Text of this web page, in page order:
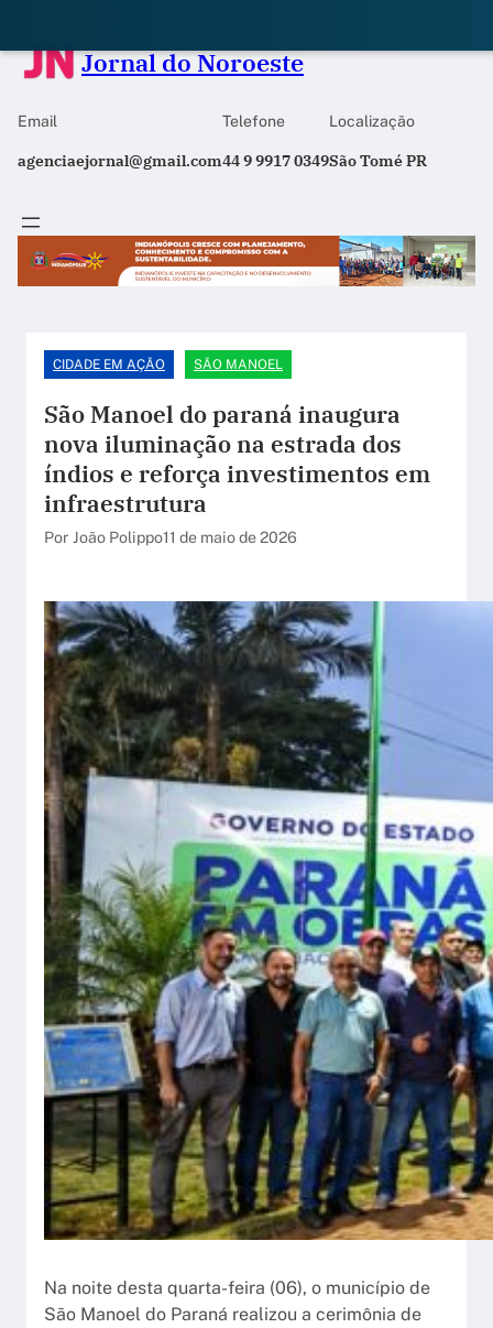
Jornal do Noroeste
Email
agenciaejornal@gmail.com
Telefone
44 9 9917 0349
Localização
São Tomé PR
CIDADE EM AÇÃO SÃO MANOEL
São Manoel do paraná inaugura
nova iluminação na estrada dos
índios e reforça investimentos em
infraestrutura
Por João Polippo11 de maio de 2026
Na noite desta quarta-feira (06), o município de
São Manoel do Paraná realizou a cerimônia de